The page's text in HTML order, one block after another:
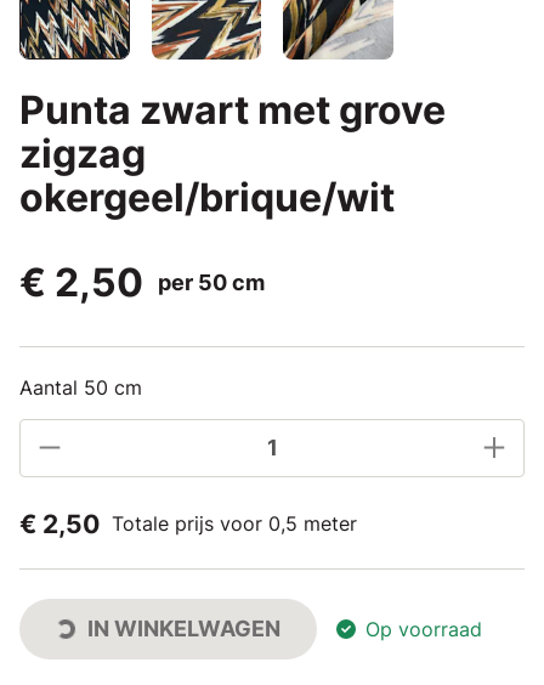
Punta zwart met grove
zigzag
okergeel/brique/wit
€ 2,50
per 50 cm
Aantal 50 cm
€ 2,50 Totale prijs voor 0,5 meter
IN WINKELWAGEN Op voorraad